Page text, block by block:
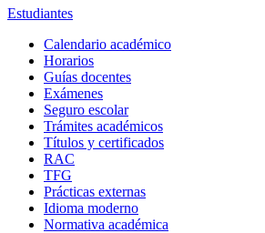
Estudiantes
Calendario académico
Horarios
Guías docentes
Exámenes
Seguro escolar
Trámites académicos
Títulos y certificados
RAC
TFG
Prácticas externas
Idioma moderno
Normativa académica